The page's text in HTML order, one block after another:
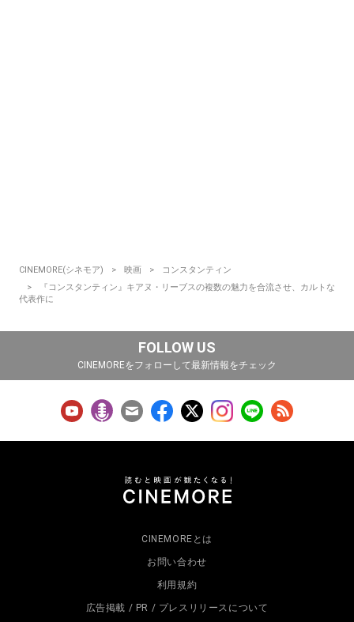
CINEMORE(シネモア) 映画
コンスタンティン
『コンスタンティン』キアヌ・リーブスの複数の魅力を合流させ、カルトな
代表作に
FOLLOW US
CINEMOREをフォローして最新情報をチェック
CINEMOREとは
お問い合わせ
利用規約
広告掲載 / PR / プレスリリースについて